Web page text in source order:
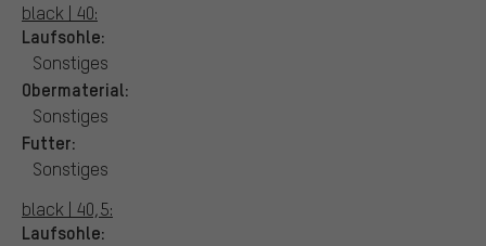
black | 40:
Laufsohle:
Sonstiges
Obermaterial:
Sonstiges
Futter:
Sonstiges
black | 40,5:
Laufsohle: